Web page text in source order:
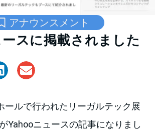
アナウンスメント
スに掲載されました
ールで行われたリーガルテック展
Yahooニュースの記事になりまし